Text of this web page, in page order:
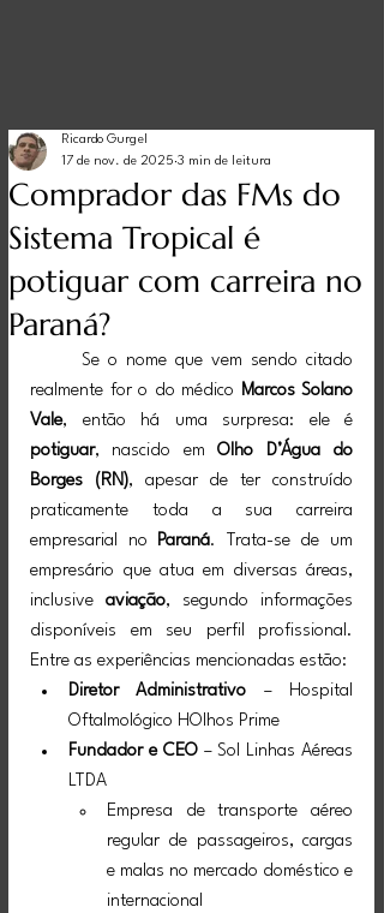
Comprador das FMs do
Sistema Tropical é
potiguar com carreira no
Paraná?
Ricardo Gurgel
17 de nov. de 2025 3 min de leitura
realmente for o do médico Marcos Solano
Vale
potiguar, nascido em Olho D’Água do
Borges (RN), apesar de ter construído
praticamente toda a sua carreira
empresarial no Paraná. Trata-se de um
empresário que atua em diversas áreas,
inclusive aviação, segundo informações
disponíveis em seu perfil profissional.
Entre as experiências mencionadas estão:
Diretor Administrativo – Hospital
Oftalmológico HOlhos Prime
Fundador e CEO – Sol Linhas Aéreas
LTDA
Empresa de transporte aéreo
regular de passageiros, cargas
e malas no mercado doméstico e
internacional